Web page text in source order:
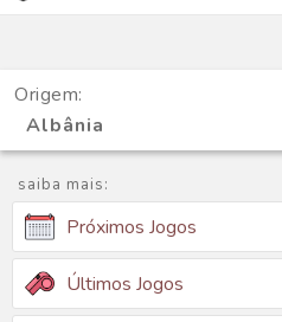
Origem:
Albânia
saiba mais:
Próximos Jogos
Últimos Jogos